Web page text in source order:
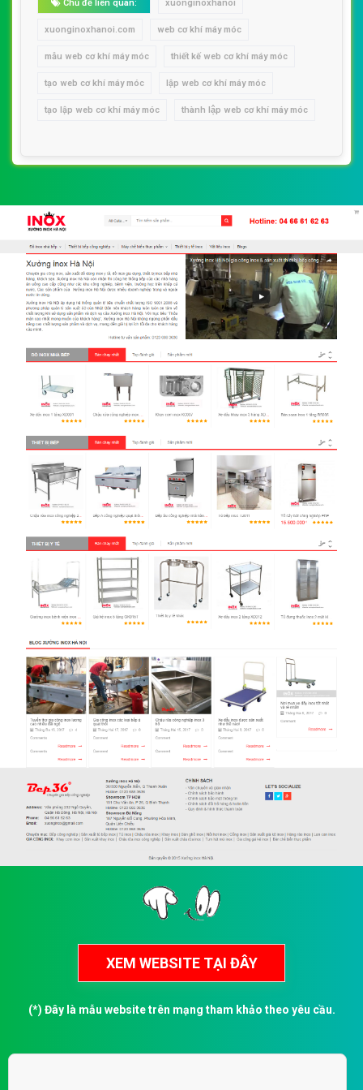
Chủ đề liên quan: xuonginoxhanoi
xuonginoxhanoi.com web cơ khí máy móc
mẫu web cơ khí máy móc thiết kế web cơ khí máy móc
tạo web cơ khí máy móc lập web cơ khí máy móc
tạo lập web cơ khí máy móc thành lập web cơ khí máy móc
(*) Đây là mẫu website trên mạng tham khảo theo yêu cầu.